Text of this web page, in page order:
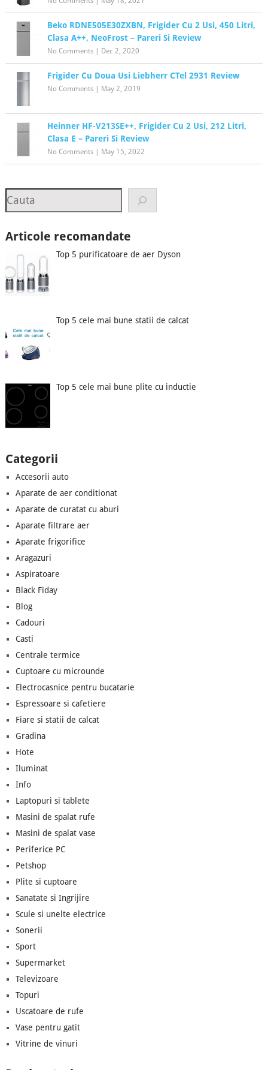
Beko RDNE505E30ZXBN, Frigider Cu 2 Usi, 450 Litri,
Clasa A++, NeoFrost – Pareri Si Review
No Comments| Dec 2, 2020
Frigider Cu Doua Usi Liebherr CTel 2931 Review
No Comments| May 2, 2019
Heinner HF-V213SE++, Frigider Cu 2 Usi, 212 Litri,
Clasa E – Pareri Si Review
No Comments| May 15, 2022
Search
Articole recomandate
Top 5 purificatoare de aer Dyson
Top 5 cele mai bune statii de calcat
Top 5 cele mai bune plite cu inductie
Categorii
Accesorii auto
Aparate de aer conditionat
Aparate de curatat cu aburi
Aparate filtrare aer
Aparate frigorifice
Aragazuri
Aspiratoare
Black Fiday
Blog
Cadouri
Casti
Centrale termice
Cuptoare cu microunde
Electrocasnice pentru bucatarie
Espressoare si cafetiere
Fiare si statii de calcat
Gradina
Hote
Iluminat
Info
Laptopuri si tablete
Masini de spalat rufe
Masini de spalat vase
Periferice PC
Petshop
Plite si cuptoare
Sanatate si Ingrijire
Scule si unelte electrice
Sonerii
Sport
Supermarket
Televizoare
Topuri
Uscatoare de rufe
Vase pentru gatit
Vitrine de vinuri